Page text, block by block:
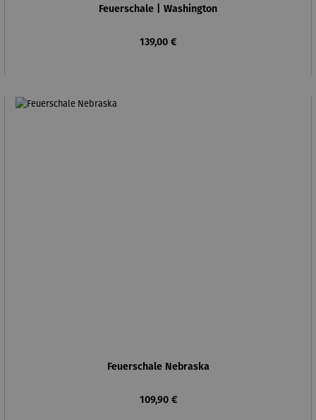
Feuerschale | Washington
Regulärer Preis:
139,00 €
Feuerschale Nebraska
Regulärer Preis:
109,90 €